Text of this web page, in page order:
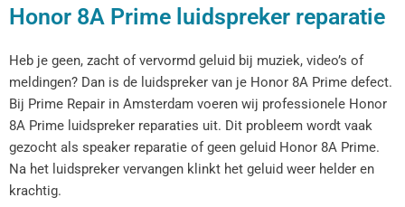
Honor 8A Prime luidspreker reparatie
Heb je geen, zacht of vervormd geluid bij muziek, video’s of
meldingen? Dan is de luidspreker van je Honor 8A Prime defect.
Bij Prime Repair in Amsterdam voeren wij professionele Honor
8A Prime luidspreker reparaties uit. Dit probleem wordt vaak
gezocht als speaker reparatie of geen geluid Honor 8A Prime.
Na het luidspreker vervangen klinkt het geluid weer helder en
krachtig.